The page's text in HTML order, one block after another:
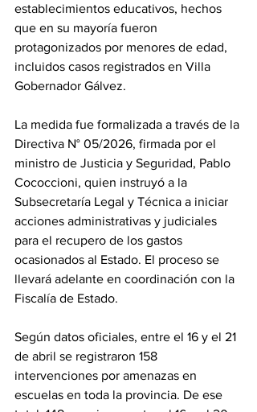
establecimientos educativos, hechos
que en su mayoría fueron
protagonizados por menores de edad,
incluidos casos registrados en Villa
Gobernador Gálvez.
La medida fue formalizada a través de la
Directiva N° 05/2026, firmada por el
ministro de Justicia y Seguridad, Pablo
Cococcioni, quien instruyó a la
Subsecretaría Legal y Técnica a iniciar
acciones administrativas y judiciales
para el recupero de los gastos
ocasionados al Estado. El proceso se
llevará adelante en coordinación con la
Fiscalía de Estado.
Según datos oficiales, entre el 16 y el 21
de abril se registraron 158
intervenciones por amenazas en
escuelas en toda la provincia. De ese